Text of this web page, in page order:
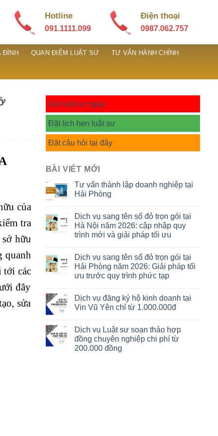
Hotline
091.1111.099
Điện thoại
0987.062.757
ĐÌNH QUAN ĐIỂM LUẬT SƯ TƯ VẤN HÀNH CHÍNH
của
tra
hữu
quanh
tới các
đây
sửa
Gọi luật sư ngay
Đặt lịch hẹn luật sư
Đặt câu hỏi tại đây
BÀI VIẾT MỚI
Tư vấn thành lập doanh nghiệp tại
Hải Phòng
Dịch vụ sang tên sổ đỏ trọn gói tại
Hà Nội năm 2026: cập nhập quy
trình mới và giải pháp tối ưu
Dịch vụ sang tên sổ đỏ trọn gói tại
Hải Phòng năm 2026: Giải pháp tối
ưu trước quy trình phức tạp
Dịch vụ đăng ký hộ kinh doanh tại
Vin Vũ Yên chỉ từ 1.000.000đ
Dịch vụ Luật sư soạn thảo hợp
đồng chuyên nghiệp chi phí từ
200.000 đồng